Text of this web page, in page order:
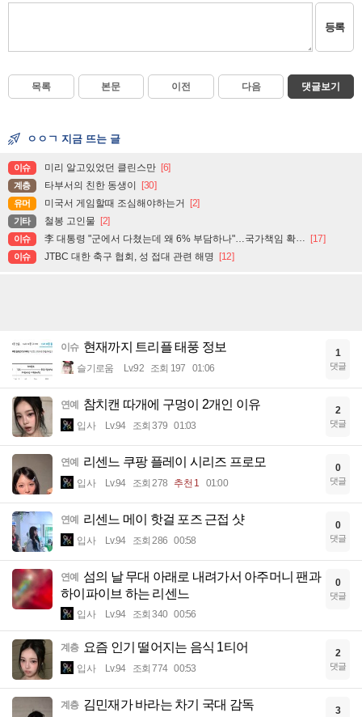
등록
목록 본문 이전 다음 댓글보기
ㅇㅇㄱ 지금 뜨는 글
이슈 미리 알고있었던 클린스만 [6]
계층 타부서의 친한 동생이 [30]
유머 미국서 게임할때 조심해야하는거 [2]
기타 철봉 고인물 [2]
이슈 李 대통령 "군에서 다쳤는데 왜 6% 부담하나"…국가책임 확대 주문 [17]
이슈 JTBC 대한 축구 협회, 성 접대 관련 해명 [12]
이슈 현재까지 트리플 태풍 정보
슬기로움 Lv.92 조회 197 01:06
1
댓글
연예 참치캔 따개에 구멍이 2개인 이유
입사 Lv.94 조회 379 01:03
2
댓글
연예 리센느 쿠팡 플레이 시리즈 프로모
입사 Lv.94 조회 278 추천 1 01:00
0
댓글
연예 리센느 메이 핫걸 포즈 근접 샷
입사 Lv.94 조회 286 00:58
0
댓글
연예 섬의 날 무대 아래로 내려가서 아주머니 팬과
하이파이브 하는 리센느
입사 Lv.94 조회 340 00:56
0
댓글
계층 요즘 인기 떨어지는 음식 1티어
입사 Lv.94 조회 774 00:53
2
댓글
계층 김민재가 바라는 차기 국대 감독 3